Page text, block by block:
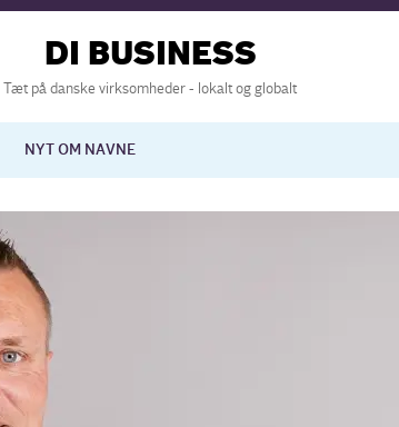
DI BUSINESS
Tæt på danske virksomheder - lokalt og globalt
NYT OM NAVNE